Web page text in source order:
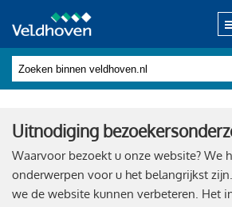
Uitnodiging
Waarvoor bezoekt u onze website? We
onderwerpen voor u het belangrijkst
we de website kunnen verbeteren. Het